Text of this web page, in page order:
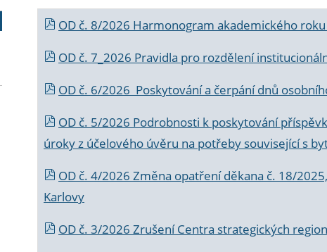
OD č. 8/2026 Harmonogram akademického
OD č. 7_2026 Pravidla pro rozdělení
OD č. 6/2026 Poskytování a čerpání dnů
OD č. 5/2026 Podrobnosti k poskytování
úroky z účelového úvěru na potřeby související s
OD č. 4/2026 Změna opatření děkana č. 18/
Karlovy
OD č. 3/2026 Zrušení Centra strategických